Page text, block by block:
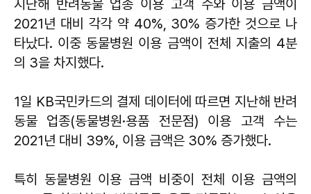
지난해 반려동물 업종 이용 고객 수와 이용 금액이
2021년 대비 각각 약 40%, 30% 증가한 것으로 나
타났다. 이중 동물병원 이용 금액이 전체 지출의 4분
의 3을 차지했다.
1일 KB국민카드의 결제 데이터에 따르면 지난해 반려
동물 업종(동물병원·용품 전문점) 이용 고객 수는
2021년 대비 39%, 이용 금액은 30% 증가했다.
특히 동물병원 이용 금액 비중이 전체 이용 금액의